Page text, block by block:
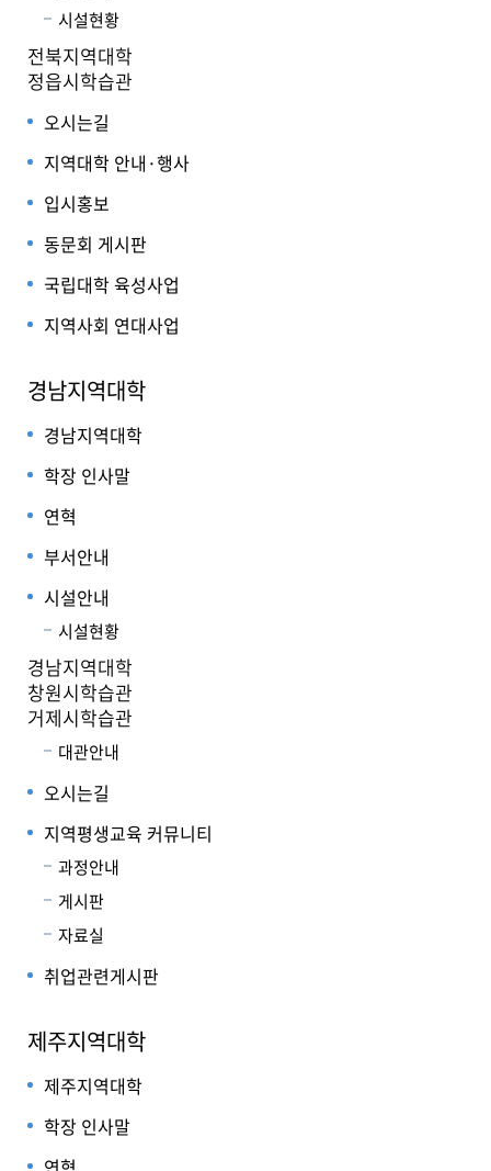
시설현황
전북지역대학
정읍시학습관
오시는길
지역대학 안내·행사
입시홍보
동문회 게시판
국립대학 육성사업
지역사회 연대사업
경남지역대학
경남지역대학
학장 인사말
연혁
부서안내
시설안내
시설현황
경남지역대학
창원시학습관
거제시학습관
대관안내
오시는길
지역평생교육 커뮤니티
과정안내
게시판
자료실
취업관련게시판
제주지역대학
제주지역대학
학장 인사말